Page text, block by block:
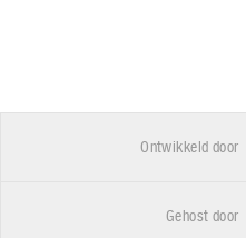
Ontwikkeld door
Gehost door